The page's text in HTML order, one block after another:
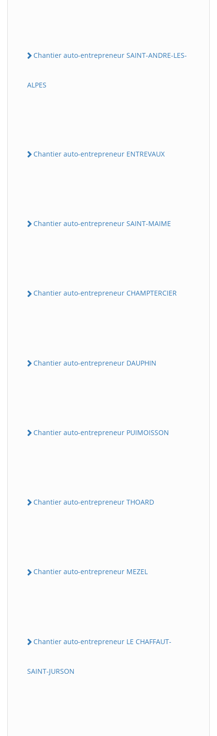
Chantier auto-entrepreneur SAINT-ANDRE-LES-
ALPES
Chantier auto-entrepreneur ENTREVAUX
Chantier auto-entrepreneur SAINT-MAIME
Chantier auto-entrepreneur CHAMPTERCIER
Chantier auto-entrepreneur DAUPHIN
Chantier auto-entrepreneur PUIMOISSON
Chantier auto-entrepreneur THOARD
Chantier auto-entrepreneur MEZEL
Chantier auto-entrepreneur LE CHAFFAUT-
SAINT-JURSON